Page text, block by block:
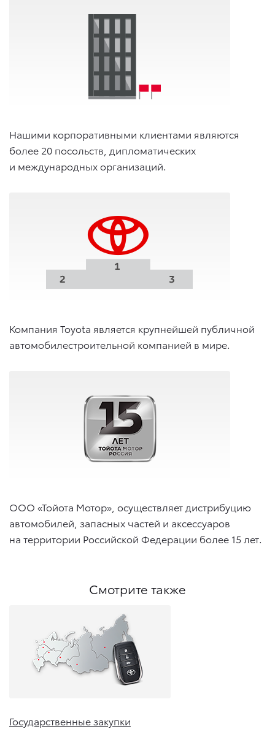
Нашими корпоративными клиентами являются
более 20 посольств, дипломатических
и международных организаций.
Компания Toyota является крупнейшей публичной
автомобилестроительной компанией в мире.
ООО «Тойота Мотор», осуществляет дистрибуцию
автомобилей, запасных частей и аксессуаров
на территории Российской Федерации более 15 лет.
Смотрите также
Государственные закупки